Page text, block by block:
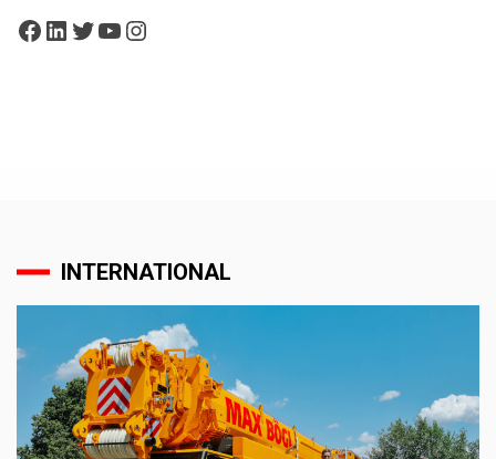
Facebook
LinkedIn
Twitter
YouTube
Instagram
INTERNATIONAL